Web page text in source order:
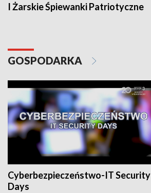
I Żarskie Śpiewanki Patriotyczne
GOSPODARKA
Cyberbezpieczeństwo-IT Security
Days